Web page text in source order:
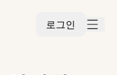
로그인